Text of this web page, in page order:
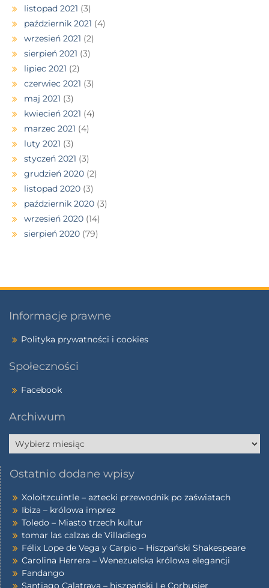
listopad 2021 (3)
październik 2021 (4)
wrzesień 2021 (2)
sierpień 2021 (3)
lipiec 2021 (2)
czerwiec 2021 (3)
maj 2021 (3)
kwiecień 2021 (4)
marzec 2021 (4)
luty 2021 (3)
styczeń 2021 (3)
grudzień 2020 (2)
listopad 2020 (3)
październik 2020 (3)
wrzesień 2020 (14)
sierpień 2020 (79)
Informacje prawne
Polityka prywatności i cookies
Społeczności
Facebook
Archiwum
Ostatnio dodane wpisy
Xoloitzcuintle – aztecki przewodnik po zaświatach
Ibiza – królowa imprez
Toledo – Miasto trzech kultur
tomar las calzas de Villadiego
Félix Lope de Vega y Carpio – Hiszpański Shakespeare
Carolina Herrera – Wenezuelska królowa elegancji
Fandango
Santiago Calatrava – hiszpański Le Corbusier